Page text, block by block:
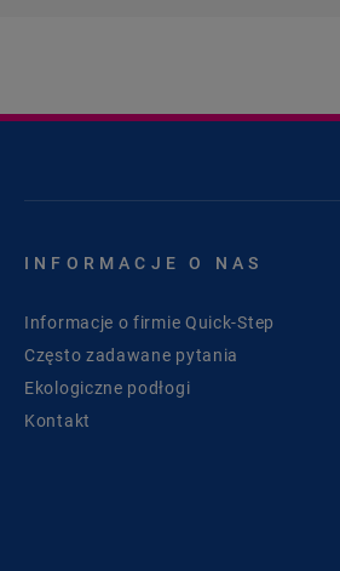
INFORMACJE O NAS
Informacje o firmie Quick-Step
Często zadawane pytania
Ekologiczne podłogi
Kontakt